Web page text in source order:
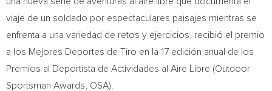
viaje de un soldado por espectaculares paisajes mientras se
enfrenta a una variedad de retos y ejercicios, recibió el premio
a los Mejores Deportes de Tiro en la 17 edición anual de los
Premios al Deportista de Actividades al Aire Libre (Outdoor
Sportsman Awards, OSA).